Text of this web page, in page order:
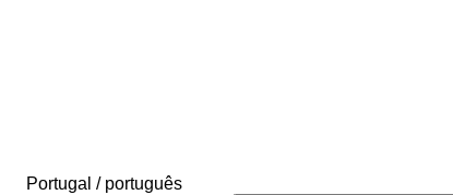
Portugal / português